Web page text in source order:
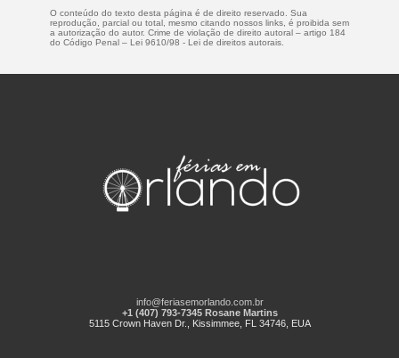
O conteúdo do texto desta página é de direito reservado. Sua
reprodução, parcial ou total, mesmo citando nossos links, é proibida sem
a autorização do autor. Crime de violação de direito autoral – artigo 184
do Código Penal – Lei 9610/98 - Lei de direitos autorais
info@feriasemorlando.com.br
+1 (407) 793-7345 Rosane Martins
5115 Crown Haven Dr., Kissimmee, FL 34746, EUA